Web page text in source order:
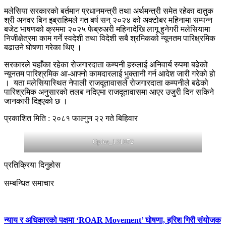
मलेसिया सरकारको बर्तमान प्रधानमन्त्री तथा अर्थमन्त्री समेत रहेका दातुक
श्री अनवर बिन इब्राहिमले गत बर्ष सन् २०२४ को अक्टोबर महिनामा सम्पन्न
बजेट भाषणको क्रममा २०२५ फेब्रुअरी महिनादेखि लागू हुनेगरी मलेसियामा
निजीक्षेत्रमा काम गर्ने स्वदेशी तथा विदेशी सबै श्रमिकको न्यूनतम पारिक्ष्रमिक
बढाउने घोषणा गरेका थिए ।
सरकारले यहाँका रहेका रोजगारदाता कम्पनी हरुलाई अनिवार्य रुपमा बढेको
न्यूनतम पारिश्रमिक आ-आफ्नो कामदारलाई भुक्तानी गर्न आदेश जारी गरेको हो
। यता मलेसियास्थित नेपाली राजदूतावासले रोजगारदाता कम्पनीले बढेको
पारिश्रमिक अनुसारको तलब नदिएमा राजदूतावासमा आएर उजुरी दिन सकिने
जानकारी दिइएको छ ।
प्रकाशित मिति : २०८१ फाल्गुन २२ गते बिहिवार
Oplus_131072
प्रतिक्रिया दिनुहोस
सम्बन्धित समाचार
न्याय र अधिकारको पक्षमा ‘ROAR Movement’ घोषणा, हरिश गिरी संयोजक